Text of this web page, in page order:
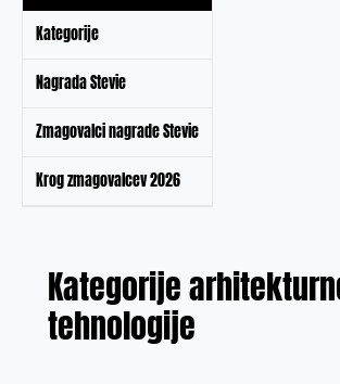
Kategorije
Nagrada Stevie
Zmagovalci nagrade Stevie
Krog zmagovalcev 2026
Kategorije
tehnologije